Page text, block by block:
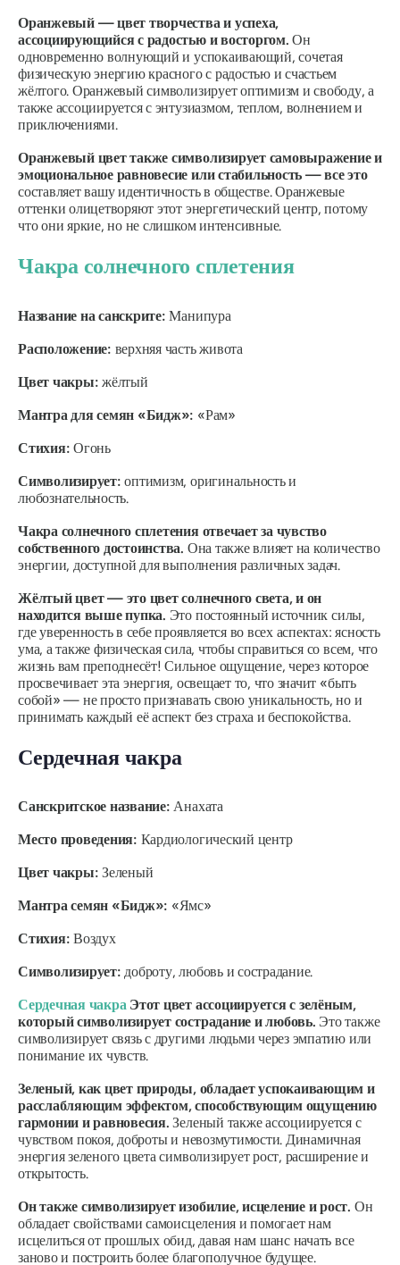
Оранжевый — цвет творчества и успеха,
ассоциирующийся с радостью и восторгом.Он
одновременно волнующий и успокаивающий, сочетая
физическую энергию красного с радостью и счастьем
жёлтого. Оранжевый символизирует оптимизм и свободу, а
также ассоциируется с энтузиазмом, теплом, волнением и
приключениями.
Оранжевый цвет также символизирует самовыражение и
эмоциональное равновесие или стабильность — все это
составляет вашу идентичность в обществе. Оранжевые
оттенки олицетворяют этот энергетический центр, потому
что они яркие, но не слишком интенсивные.
Чакра солнечного сплетения
Название на санскрите: Манипура
Расположение: верхняя часть живота
Цвет чакры: жёлтый
Мантра для семян «Бидж»: «Рам»
Стихия: Огонь
Символизирует:оптимизм, оригинальность и
любознательность.
Чакра солнечного сплетения отвечает за чувство
собственного достоинства. Она также влияет на количество
энергии, доступной для выполнения различных задач.
Жёлтый цвет — это цвет солнечного света, и он
находится выше пупка. Это постоянный источник силы,
где уверенность в себе проявляется во всех аспектах: ясность
ума, а также физическая сила, чтобы справиться со всем, что
жизнь вам преподнесёт! Сильное ощущение, через которое
просвечивает эта энергия, освещает то, что значит «быть
собой» — не просто признавать свою уникальность, но и
принимать каждый её аспект без страха и беспокойства.
Сердечная чакра
Санскритское название: Анахата
Место проведения: Кардиологический центр
Цвет чакры: Зеленый
Мантра семян «Бидж»: «Ямс»
Стихия: Воздух
Символизирует:доброту, любовь и сострадание.
Сердечная чакра Этот цвет ассоциируется с зелёным,
который символизирует сострадание и любовь. Это также
символизирует связь с другими людьми через эмпатию или
понимание их чувств.
Зеленый, как цвет природы, обладает успокаивающим и
расслабляющим эффектом, способствующим ощущению
гармонии и равновесия. Зеленый также ассоциируется с
чувством покоя, доброты и невозмутимости. Динамичная
энергия зеленого цвета символизирует рост, расширение и
открытость.
Он также символизирует изобилие, исцеление и рост. Он
обладает свойствами самоисцеления и помогает нам
исцелиться от прошлых обид, давая нам шанс начать все
заново и построить более благополучное будущее.